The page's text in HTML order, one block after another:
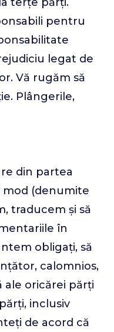
terțe părți.
pentru
legat de
Vă rugăm să
Plângerile,
din partea
mod (denumite
traducem și să
în
obligați, să
calomnios,
oricărei părți
inclusiv
de acord că